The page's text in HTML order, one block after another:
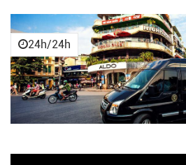
24h/24h